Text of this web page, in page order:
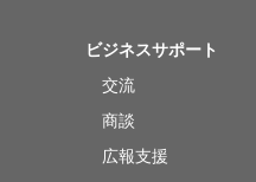
ビジネスサポート
交流
商談
広報支援